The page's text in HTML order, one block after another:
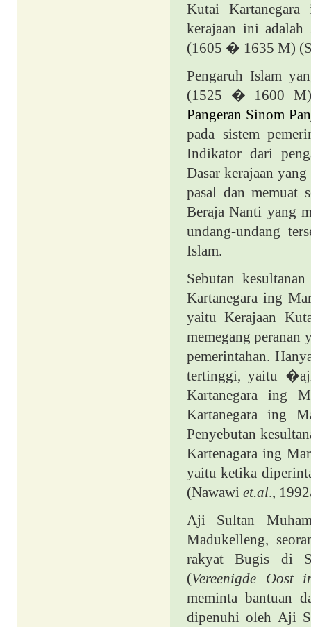
Kutai
kerajaan ini adalah
(1605 � 1635 M)
Pengaruh Islam
(1525 � 1600 M)
Pangeran Sinom
pada sistem
Indikator dari
Dasar kerajaan
pasal dan memuat
Beraja Nanti yang
undang-undang
Islam.
Sebutan
Kartanegara ing
yaitu Kerajaan
memegang
pemerintahan.
tertinggi, yaitu
Kartanegara ing
Kartanegara ing
Penyebutan
Kartenagara ing
yaitu ketika
(Nawawi et.al.,
Aji Sultan
Madukelleng,
rakyat Bugis di
(Vereenigde Oost
meminta bantuan
dipenuhi oleh Aji